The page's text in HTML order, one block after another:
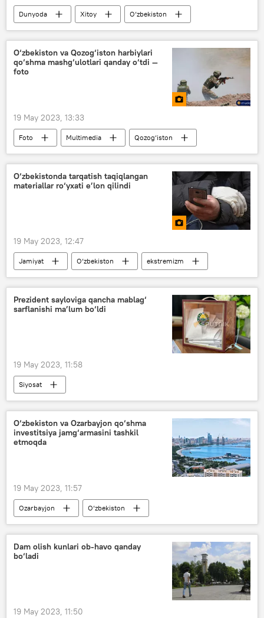
Dunyoda Xitoy
O‘zbekiston
Shavkat Mirziyoyev
O‘zbekiston va Qozog‘iston harbiylari
qo‘shma mashg‘ulotlari qanday o‘tdi —
foto
19 May 2023, 13:33
Foto Multimedia
Qozog‘iston
O‘zbekiston
O‘zbekistonda tarqatish taqiqlangan
materiallar ro‘yxati e’lon qilindi
19 May 2023, 12:47
Jamiyat O‘zbekiston ekstremizm
Prezident sayloviga qancha mablag‘
sarflanishi ma’lum bo‘ldi
19 May 2023, 11:58
Siyosat
O‘zbekiston prezidenti saylovi — 2023
O‘zbekiston
saylovlar
Markaziy saylov komissiyasi
O‘zbekiston va Ozarbayjon qo‘shma
investitsiya jamg‘armasini tashkil
etmoqda
19 May 2023, 11:57
Ozarbayjon
O‘zbekiston
investitsiya
Ilhom Aliyev
Shavkat Mirziyoyev
O‘zbekiston to‘g‘ridan-to‘g‘ri investitsiyalar jamg‘armasi
Dam olish kunlari ob-havo qanday
bo‘ladi
19 May 2023, 11:50